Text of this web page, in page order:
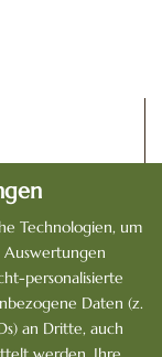
Technologien, um
personalisierte
Daten (z.
an Dritte, auch